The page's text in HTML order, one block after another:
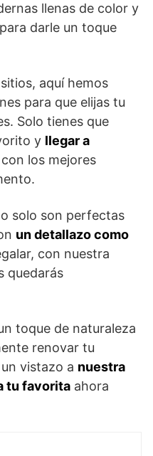
llenas de color y
darle un toque
aquí hemos
para que elijas tu
Solo tienes que
y llegar a
los mejores
solo son perfectas
un detallazo como
con nuestra
quedarás
toque de naturaleza
renovar tu
vistazo a nuestra
tu favorita ahora